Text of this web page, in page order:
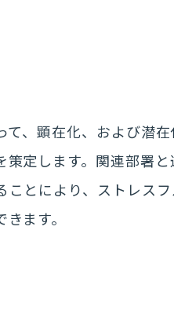
、顕在化、および潜
定します。関連部署と
とにより、ストレス
ます。